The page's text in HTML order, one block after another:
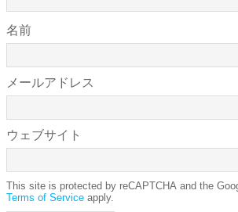
名前
メールアドレス
ウェブサイト
This site is protected by reCAPTCHA and the
Terms of Service apply.